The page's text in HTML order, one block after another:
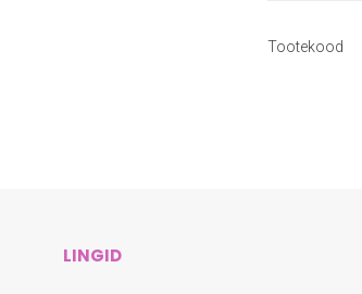
Tootekood
LINGID